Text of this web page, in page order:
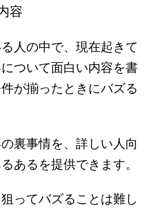
容
人の中で、現在起きて
ついて面白い内容を書
が揃ったときにバズる
裏事情を、詳しい人向
あるを提供できます。
ってバズることは難し